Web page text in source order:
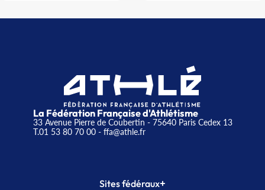
La Fédération Française d'Athlétisme
33 Avenue Pierre de Coubertin - 75640 Paris Cedex 13
T.01 53 80 70 00- ffa@athle.fr
Sites fédéraux+